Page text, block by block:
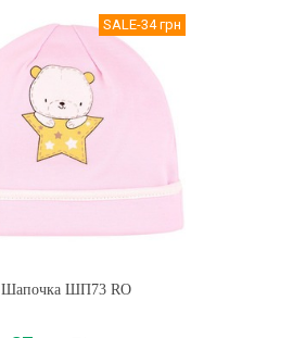
SALE-34 грн
Купить
Шапочка ШП73 RO